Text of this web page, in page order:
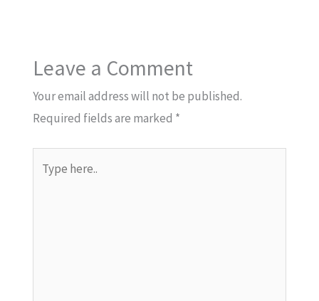
Leave a Comment
Your email address will not be published.
Required fields are marked *
here..